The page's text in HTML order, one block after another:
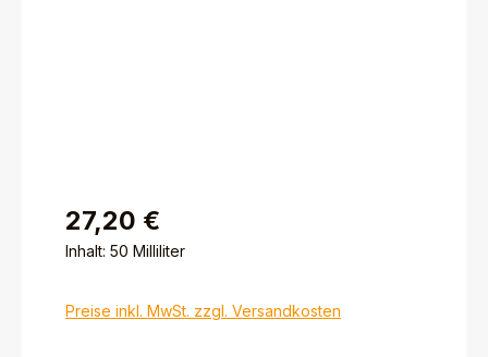
27,20 €
Inhalt: 50 Milliliter
Preise inkl. MwSt. zzgl. Versandkosten